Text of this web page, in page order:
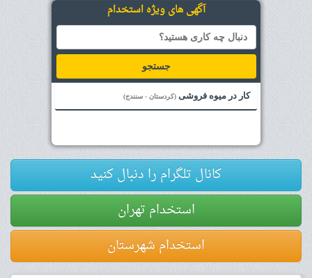
آگهی های ویژه استخدام
جستجو
کار در میوه فروشی (کردستان - سنندج)
کانال تلگرام را دنبال کنید
استخدام تهران
استخدام شهرستان